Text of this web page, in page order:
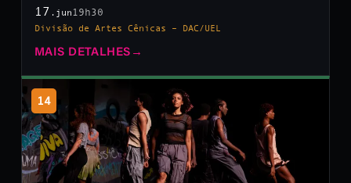
17 .jun 19h30
Divisão de Artes Cênicas – DAC/UEL
MAIS DETALHES →
14